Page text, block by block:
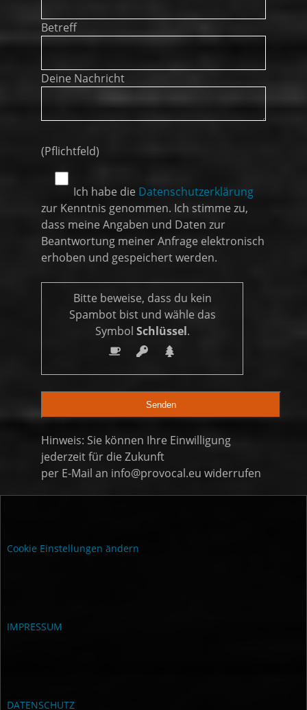
leer.
Betreff
Deine Nachricht
lasse
Feld
(Pflichtfeld)
Ich habe die Datenschutzerklärung
zur Kenntnis genommen. Ich stimme zu,
dass meine Angaben und Daten zur
Beantwortung meiner Anfrage elektronisch
erhoben und gespeichert werden.
Bitte beweise, dass du kein
Spambot bist und wähle das
Symbol Schlüssel.
Hinweis: Sie können Ihre Einwilligung
jederzeit für die Zukunft
per E-Mail an info@provocal.eu widerrufen
Cookie Einstellungen ändern
IMPRESSUM
DATENSCHUTZ